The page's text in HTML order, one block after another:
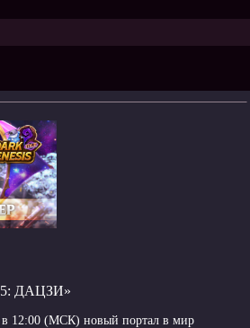
ДАЦЗИ»
в 12:00 (МСК) новый портал в мир